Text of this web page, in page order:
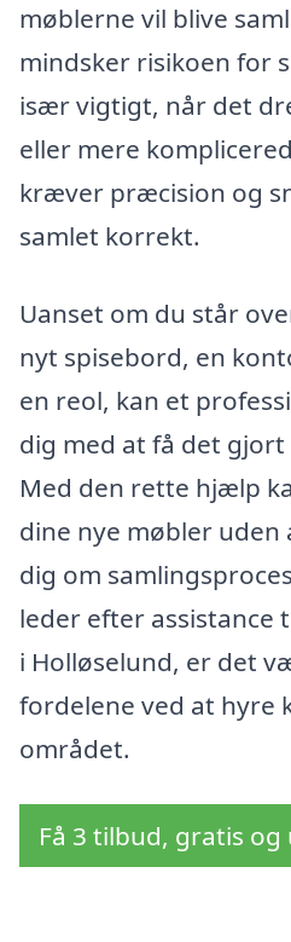
møblerne vil blive
mindsker risikoen for
især vigtigt, når det
eller mere
kræver præcision og
samlet korrekt.
Uanset om du står
nyt spisebord, en
en reol, kan et
dig med at få det
Med den rette hjælp
dine nye møbler uden
dig om
leder efter assistance
i Holløselund, er det
fordelene ved at hyre
området.
Få 3 tilbud, gratis